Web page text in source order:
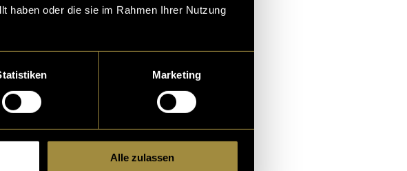
haben oder die sie im Rahmen Ihrer Nutzung
Marketing
Alle zulassen